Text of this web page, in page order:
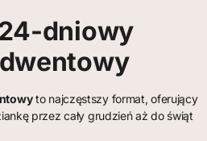
dniowy
to najczęstszy format, oferujący
przez cały grudzień aż do świąt